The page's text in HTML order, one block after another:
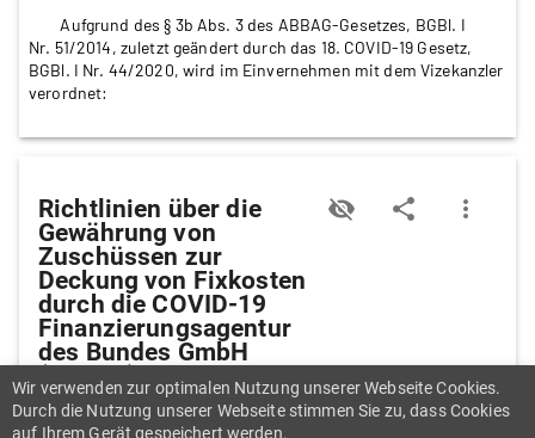
Aufgrund des § 3b Abs. 3 des ABBAG-Gesetzes, BGBl. I
Nr. 51/2014, zuletzt geändert durch das 18. COVID-19 Gesetz,
BGBl. I Nr. 44/2020, wird im Einvernehmen mit dem Vizekanzler
verordnet:
Richtlinien über die
Gewährung von
Zuschüssen zur
Deckung von Fixkosten
durch die COVID-19
Finanzierungsagentur
des Bundes GmbH
(COFAG) - § 1
Zuschüsse zur
Deckung von Fixkosten
visibility_off share more_vert
Wir verwenden zur optimalen Nutzung unserer Webseite Cookies.
Durch die Nutzung unserer Webseite stimmen Sie zu, dass Cookies
auf Ihrem Gerät gespeichert werden.